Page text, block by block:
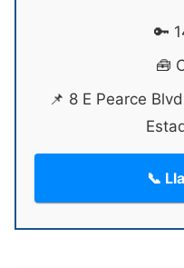
🔑
🧰
📌 8 E Pearce
📞